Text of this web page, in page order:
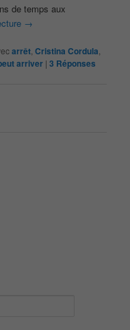
de temps aux
→
arrêt ,Cristina Cordula
arriver |3 Réponses